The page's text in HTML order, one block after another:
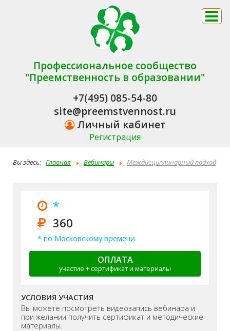
Профессиональное сообщество
"Преемственность в образовании"
+7(495) 085-54-80
site@preemstvennost.ru
Личный кабинет
Регистрация
Вы здесь: Главная Вебинары
Междисциплинарный подход
основа интегрированных методик и подходов к музыкальному
воспитанию в детском саду
*
360
* по Московскому времени
ОПЛАТА
участие + сертификат и материалы
УСЛОВИЯ УЧАСТИЯ
Вы можете посмотреть видеозапись вебинара и
при желании получить сертификат и методические
материалы.